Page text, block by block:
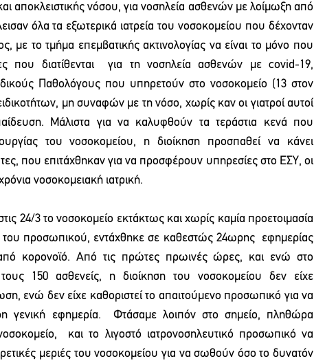
αποκλειστικής νόσου, για νοσηλεία ασθενών με λοίμωξη από
όλα τα εξωτερικά ιατρεία του νοσοκομείου που δέχονταν
με το τμήμα επεμβατικής ακτινολογίας να είναι το μόνο που
που διατίθενται  για τη νοσηλεία ασθενών με covid-19,
Παθολόγους που υπηρετούν στο νοσοκομείο (13 στον
μη συναφών με τη νόσο, χωρίς καν οι γιατροί αυτοί
Μάλιστα για να καλυφθούν τα τεράστια κενά που
του νοσοκομείου, η διοίκηση προσπαθεί να κάνει
που επιτάχθηκαν για να προσφέρουν υπηρεσίες στο ΕΣΥ, οι
νοσοκομειακή ιατρική.
24/3 το νοσοκομείο εκτάκτως και χωρίς καμία προετοιμασία
προσωπικού, εντάχθηκε σε καθεστώς 24ωρης  εφημερίας
κορονοϊό. Από τις πρώτες πρωινές ώρες, και ενώ στο
150 ασθενείς, η διοίκηση του νοσοκομείου δεν είχε
ενώ δεν είχε καθοριστεί το απαιτούμενο προσωπικό για να
γενική εφημερία.  Φτάσαμε λοιπόν στο σημείο, πληθώρα
και το λιγοστό ιατρονοσηλευτικό προσωπικό να
μεριές του νοσοκομείου για να σωθούν όσο το δυνατόν